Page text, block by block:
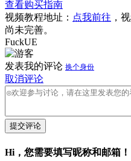
查看购买指南
视频教程地址： 点我前往 ，
尚未完善。
FuckUE
发表我的评论 换个身份
取消评论
提交评论
Hi，您需要填写昵称和邮箱！